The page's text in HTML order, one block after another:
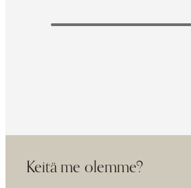
Keitä me olemme?